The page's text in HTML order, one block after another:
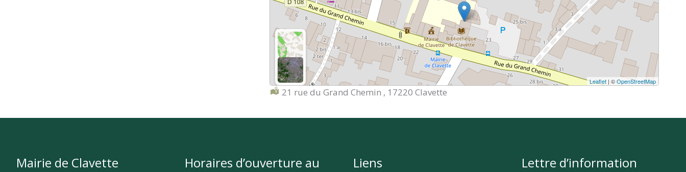
Leaflet| ©OpenStreetMap
Localisation :
21 rue du Grand Chemin , 17220 Clavette
Mairie de Clavette
Horaires d’ouverture au
Liens Lettre d’information